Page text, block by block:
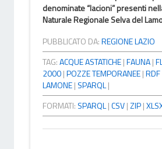
denominate “lacioni” presenti
Naturale Regionale Selva del
PUBBLICATO DA:REGIONE LAZIO
TAG:ACQUE ASTATICHE|FAUNA|
2000|POZZE TEMPORANEE|RDF
LAMONE| SPARQL|
FORMATI: SPARQL|CSV|ZIP|